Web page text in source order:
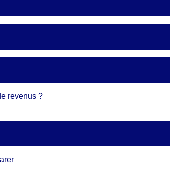
revenus ?